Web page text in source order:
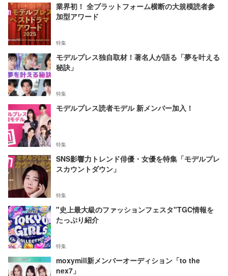
業界初！ 全プラットフォーム横断の大規模読者参
加型アワード
特集
モデルプレス独自取材！著名人が語る「夢を叶える
秘訣」
特集
モデルプレス読者モデル 新メンバー加入！
特集
SNS影響力トレンド俳優・女優を特集「モデルプレ
スカウントダウン」
特集
"史上最大級のファッションフェスタ"TGC情報を
たっぷり紹介
特集
moxymill新メンバーオーディション「to the
nex7」